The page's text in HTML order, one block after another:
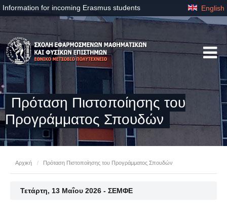
Information for incoming Erasmus students English
Πρόταση Πιστοποίησης του
Προγράμματος Σπουδών
Αρχική / Πρόταση Πιστοποίησης του Προγράμματος Σπουδών
Τετάρτη, 13 Μαΐου 2026 - ΣΕΜΦΕ